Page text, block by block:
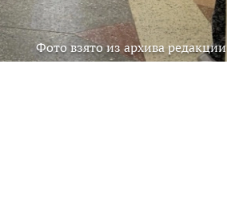
Фото взято из архива редакции